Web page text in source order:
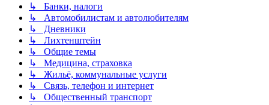
↳ Банки, налоги
↳ Автомобилистам и автолюбителям
↳ Дневники
↳ Лихтенштейн
↳ Общие темы
↳ Медицина, страховка
↳ Жильё, коммунальные услуги
↳ Связь, телефон и интернет
↳ Общественный транспорт